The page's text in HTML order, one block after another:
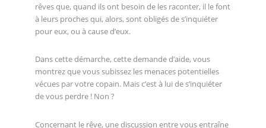
rêves que, quand ils ont besoin de les raconter, il le font
à leurs proches qui, alors, sont obligés de s’inquiéter
pour eux, ou à cause d’eux.
Dans cette démarche, cette demande d’aide, vous
montrez que vous subissez les menaces potentielles
vécues par votre copain. Mais c’est à lui de s’inquiéter
de vous perdre ! Non ?
Concernant le rêve, une discussion entre vous entraîne